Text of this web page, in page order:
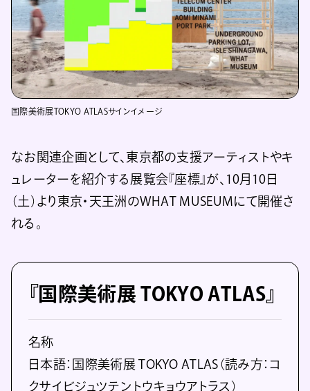
国際美術展TOKYO ATLASサインイメージ
なお関連企画として、東京都の支援アーティストやキ
ュレーターを紹介する展覧会『座標』が、10月10日
（土）より東京・天王洲のWHAT MUSEUMにて開催さ
れる。
『国際美術展 TOKYO ATLAS』
名称
日本語：国際美術展 TOKYO ATLAS（読み方：コ
クサイビジュツテントウキョウアトラス）